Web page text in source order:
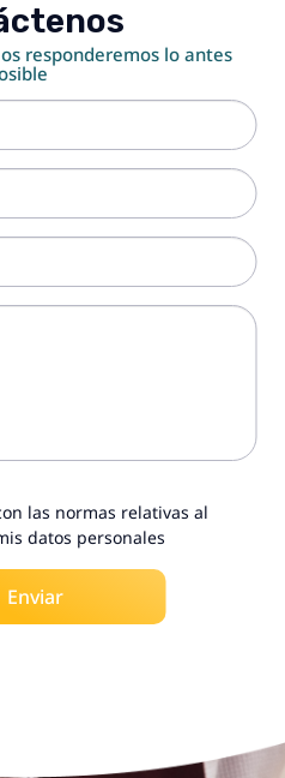
responderemos lo antes
las normas relativas al
datos personales
Enviar